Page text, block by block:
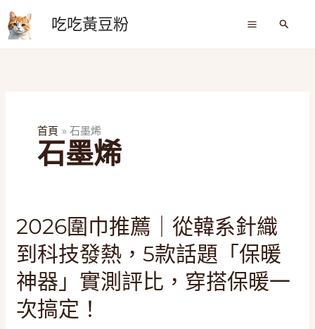
至
主
吃吃黃豆粉
搜
首頁 石墨烯
石墨烯
2026圍巾推薦｜從韓系針織
到科技發熱，5款話題「保暖
神器」實測評比，穿搭保暖一
次搞定！
2026
圍
巾
推
薦
｜
從